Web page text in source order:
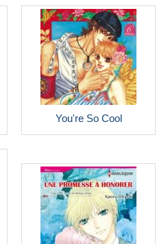
You're So Cool